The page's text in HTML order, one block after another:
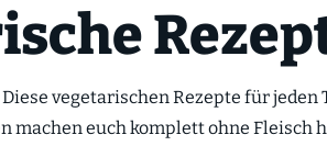
vegetarischen Rezepte für jeden
machen euch komplett ohne Fleisch